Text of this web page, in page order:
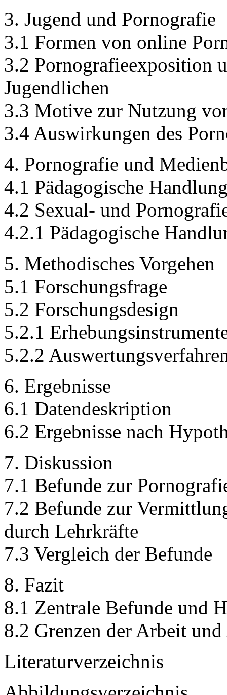
3. Jugend und Pornografie
3.1 Formen von online
3.2 Pornografieexposition
Jugendlichen
3.3 Motive zur Nutzung
3.4 Auswirkungen des
4. Pornografie und
4.1 Pädagogische
4.2 Sexual- und
4.2.1 Pädagogische
5. Methodisches Vorgehen
5.1 Forschungsfrage
5.2 Forschungsdesign
5.2.1
5.2.2
6. Ergebnisse
6.1 Datendeskription
6.2 Ergebnisse nach
7. Diskussion
7.1 Befunde zur
7.2 Befunde zur
durch Lehrkräfte
7.3 Vergleich der Befunde
8. Fazit
8.1 Zentrale Befunde und
8.2 Grenzen der Arbeit
Literaturverzeichnis